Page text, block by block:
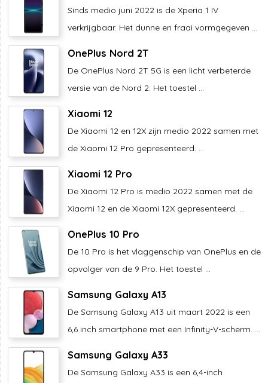
Sinds medio juni 2022 is de Xperia 1 IV
verkrijgbaar. Het dunne en fraai vormgegeven ...
OnePlus Nord 2T
De OnePlus Nord 2T 5G is een licht verbeterde
versie van de Nord 2. Het toestel ...
Xiaomi 12
De Xiaomi 12 en 12X zijn medio 2022 samen met
de Xiaomi 12 Pro gepresenteerd. ...
Xiaomi 12 Pro
De Xiaomi 12 Pro is medio 2022 samen met de
Xiaomi 12 en de Xiaomi 12X gepresenteerd. ...
OnePlus 10 Pro
De 10 Pro is het vlaggenschip van OnePlus en de
opvolger van de 9 Pro. Het toestel ...
Samsung Galaxy A13
De Samsung Galaxy A13 uit maart 2022 is een
6,6 inch smartphone met een Infinity-V-scherm. ...
Samsung Galaxy A33
De Samsung Galaxy A33 is een 6,4-inch